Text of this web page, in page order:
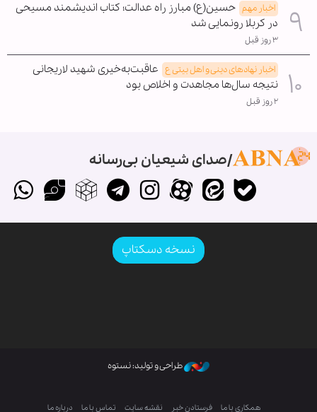
اخبار مهم حسین(ع) مبارز راه عدالت؛ کتاب اندیشمند مسیحی
در کربلا رونمایی شد
۳ روز قبل
اخبار نهادهای دینی و اهل بیتی ع عاقبت‌به‌خیری شهید لاریجانی
نتیجه سال‌ها مجاهدت و اخلاص بود
۲ روز قبل
صدای شیعیان بی‌رسانه
نسخه دسکتاپ
طراحی و تولید: نستوه
همکاری با ما فرستادن خبر نقشه سایت تماس با ما درباره ما